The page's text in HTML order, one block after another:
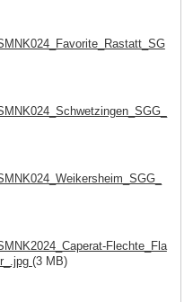
Flechte_Fla
(3 MB)